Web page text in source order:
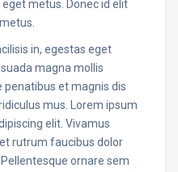
metus. Donec id elit
in, egestas eget
magna mollis
penatibus et magnis dis
mus. Lorem ipsum
elit. Vivamus
rutrum faucibus dolor
ornare sem